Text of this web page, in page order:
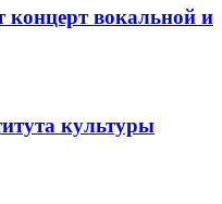
концерт вокальной и
культуры